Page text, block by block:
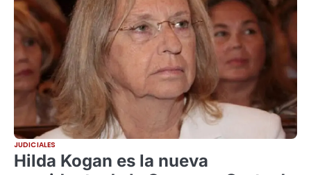
JUDICIALES
Hilda Kogan es la nueva